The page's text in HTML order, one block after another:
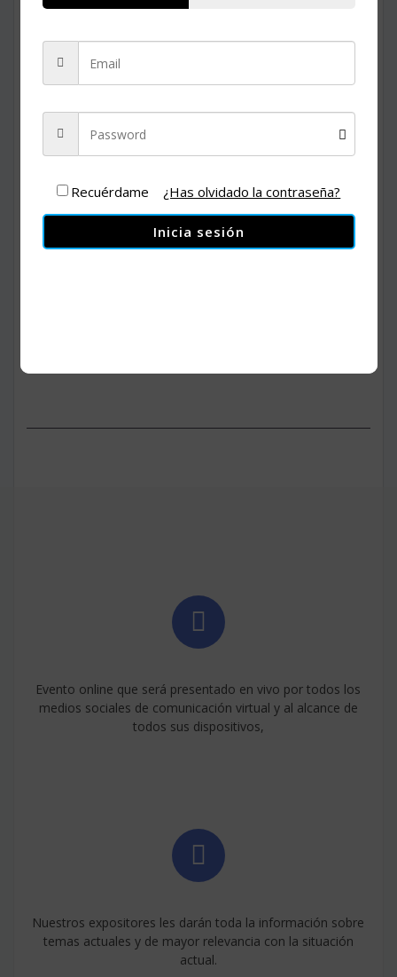
Evento online que será presentado en vivo por todos los
medios sociales de comunicación virtual y al alcance de
todos sus dispositivos,
Nuestros expositores les darán toda la información sobre
temas actuales y de mayor relevancia con la situación
actual.
Recuérdame ¿Has olvidado la contraseña?
Inicia sesión